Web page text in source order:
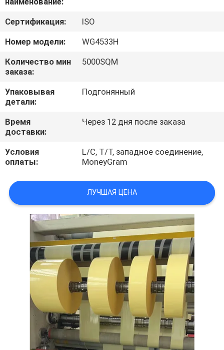
ПУТЕШЕСТВИЕ
ФАБРИКИ
ПРОВЕРКА
КАЧЕСТВА
СВЯЖИТЕСЬ
МЫ
СПРОСИТЕ
ЦИТАТУ
КАРТА
САЙТА
PRIVACY
POLICY
Сертификация:
ISO
Номер модели:
WG4533H
Количество мин
заказа:
5000SQM
Упаковывая
детали:
Подгонянный
Время
доставки:
Через 12 дня после заказа
Условия
оплаты:
L/C, T/T, западное соединение,
MoneyGram
ЛУЧШАЯ ЦЕНА